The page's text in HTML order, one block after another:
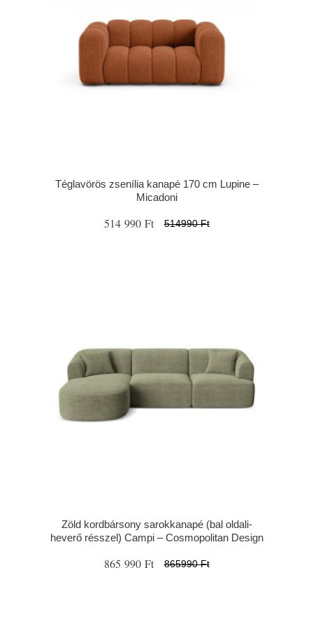
Téglavörös zsenília kanapé 170 cm Lupine –
Micadoni
514 990 Ft 514990 Ft
Zöld kordbársony sarokkanapé (bal oldali-
heverő résszel) Campi – Cosmopolitan Design
865 990 Ft 865990 Ft